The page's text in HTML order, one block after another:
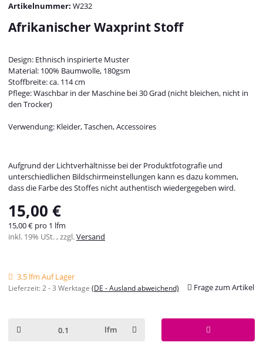
Artikelnummer: W232
Afrikanischer Waxprint Stoff
Design: Ethnisch inspirierte Muster
Material: 100% Baumwolle, 180gsm
Stoffbreite: ca. 114 cm
Pflege: Waschbar in der Maschine bei 30 Grad (nicht bleichen, nicht in
den Trocker)
Verwendung: Kleider, Taschen, Accessoires
Aufgrund der Lichtverhältnisse bei der Produktfotografie und
unterschiedlichen Bildschirmeinstellungen kann es dazu kommen,
dass die Farbe des Stoffes nicht authentisch wiedergegeben wird.
15,00 €
15,00 € pro 1 lfm
inkl. 19% USt. , zzgl.Versand
3.5 lfm Auf Lager
Lieferzeit:2 - 3 Werktage (DE - Ausland abweichend) Frage zum Artikel
lfm